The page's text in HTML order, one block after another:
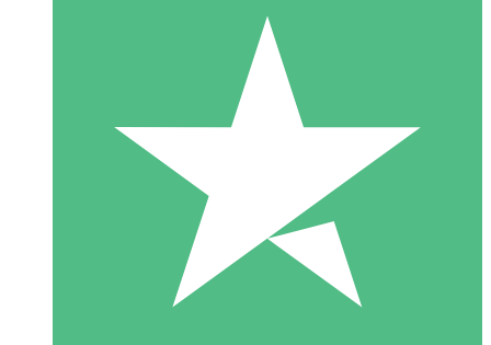
Pacchetti di Crediti Individuali
Paga a consumo con crediti di download. Nessun impegno
1 Download
10